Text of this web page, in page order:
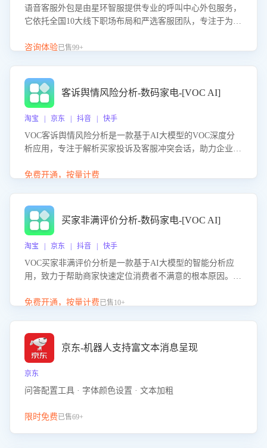
语音客服外包是由星环智服提供专业的呼叫中心外包服务，
它依托全国10大线下职场布局和严选客服团队，专注于为企
客服团队和智能工具提升语音客服服务效率和质量，帮助企
咨询体验已售99+
客诉舆情风险分析-数码家电-[VOC AI]
淘宝 | 京东 | 抖音 | 快手
VOC客诉舆情风险分析是一款基于AI大模型的VOC深度分
析应用，专注于解析买家投诉及客服冲突会话，助力企业精
别客户情绪、归因争议根源，并客观评估客服应对合理性与
能力，阻断差评扩散，维护品牌声誉，实现客户满意度的持
续提升。
免费开通，按量计费
买家非满评价分析-数码家电-[VOC AI]
淘宝 | 京东 | 抖音 | 快手
VOC买家非满评价分析是一款基于AI大模型的智能分析应
用，致力于帮助商家快速定位消费者不满意的根本原因。该
客服原因或其它部门原因，明确责任归属，提供可落地的改
改，有效提升客户满意度和店铺整体服务质量。
免费开通，按量计费已售10+
京东-机器人支持富文本消息呈现
京东
问答配置工具 · 字体颜色设置 · 文本加粗
限时免费已售69+